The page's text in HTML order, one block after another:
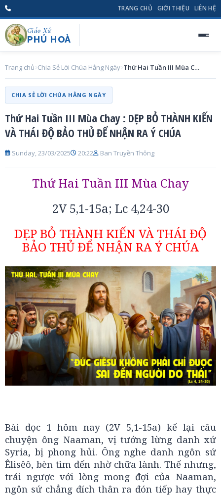
TRANG CHỦ GIỚI THIỆU LIÊN HỆ
Giáo Xứ
PHÚ HOÀ
Trang chủ Chia Sẻ Lời Chúa Hằng Ngày Thứ Hai Tuần III Mùa Chay : DẸP BỎ THÀNH KIẾN VÀ THÁI ĐỘ BẢO THỦ ĐỂ NHẬN RA Ý CHÚA
CHIA SẺ LỜI CHÚA HẰNG NGÀY
Thứ Hai Tuần III Mùa Chay : DẸP BỎ THÀNH KIẾN
VÀ THÁI ĐỘ BẢO THỦ ĐỂ NHẬN RA Ý CHÚA
Sunday, 23/03/2025 20:22 Ban Truyền Thông
Thứ Hai Tuần III Mùa Chay
2V 5,1-15a; Lc 4,24-30
DẸP BỎ THÀNH KIẾN VÀ THÁI ĐỘ
BẢO THỦ ĐỂ NHẬN RA Ý CHÚA
Bài đọc 1 hôm nay (2V 5,1-15a) kể lại câu
chuyện ông Naaman, vị tướng lừng danh xứ
Syria, bị phong hủi. Ông nghe danh ngôn sứ
Êlisêô, bèn tìm đến nhờ chữa lành. Thế nhưng,
trái ngược với lòng mong đợi của Naaman,
ngôn sứ chẳng đích thân ra đón tiếp hay thực